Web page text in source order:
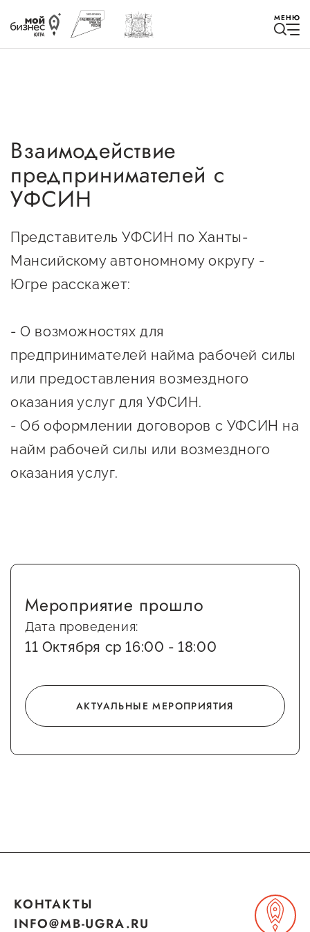
МЕНЮ
Избранное
Быть в курсе
Истории успеха
Мероприятия
Новости
Социальные сети "Мой
Бизнес Югра"
Меры поддержки
Навигатор по мерам
инновационно-
технологического
предпринимательства
предпринимателей
Поддержка экспортеров
Центры поддержки
Взаимодействие
предпринимателей с
УФСИН
Представитель УФСИН по Ханты-
Мансийскому автономному округу -
Югре расскажет:
- О возможностях для
предпринимателей найма рабочей силы
или предоставления возмездного
оказания услуг для УФСИН.
- Об оформлении договоров с УФСИН на
найм рабочей силы или возмездного
оказания услуг.
Мероприятие прошло
Дата проведения:
11 Октября ср 16:00 - 18:00
АКТУАЛЬНЫЕ МЕРОПРИЯТИЯ
КОНТАКТЫ
INFO@MB-UGRA.RU